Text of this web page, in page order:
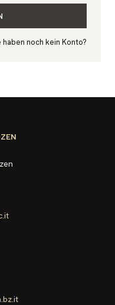
haben noch kein Konto?